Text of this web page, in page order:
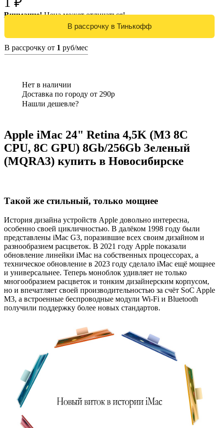
Внимание!Цена может отличаться!
В рассрочку от 1 руб/мес
Нет в наличии
Доставка по городу от 290р
Нашли дешевле?
Apple iMac 24" Retina 4,5K (M3 8C
CPU, 8C GPU) 8Gb/256Gb Зеленый
(MQRA3) купить в Новосибирске
Такой же стильный, только мощнее
История дизайна устройств Apple довольно интересна,
особенно своей цикличностью. В далёком 1998 году были
представлены iMac G3, поразившие всех своим дизайном и
разнообразием расцветок. В 2021 году Apple показали
обновление линейки iMac на собственных процессорах, а
техническое обновление в 2023 году сделало iMac ещё мощнее
и универсальнее. Теперь моноблок удивляет не только
многообразием расцветок и тонким дизайнерским корпусом,
но и впечатляет своей производительностью за счёт SoC Apple
M3, а встроенные беспроводные модули Wi-Fi и Bluetooth
получили поддержку более новых стандартов.